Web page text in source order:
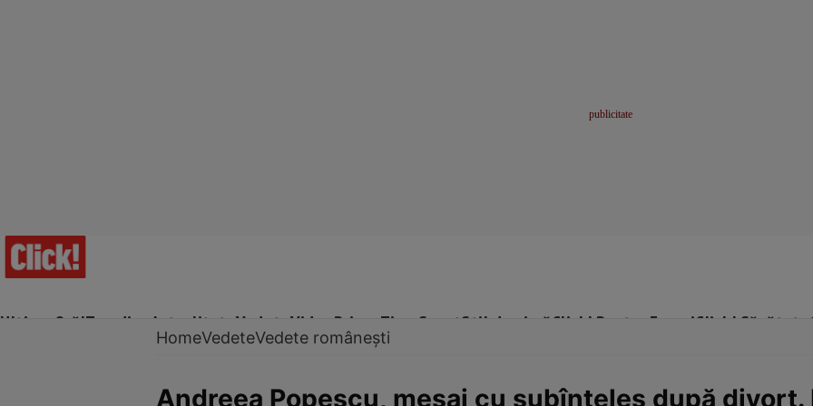
Ultima Oră!Trending Actualitate Vedete Video Prime Time SportStil de viațăClick! Pentru FemeiClick! Sănătate
HomeVedeteVedete românești
Andreea Popescu, mesaj cu subînțeles după divorț.